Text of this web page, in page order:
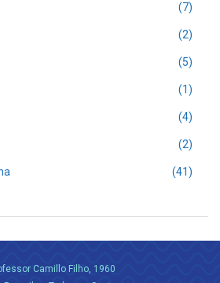
(7)
(2)
(5)
(1)
(4)
(2)
(41)
Camillo Filho, 1960